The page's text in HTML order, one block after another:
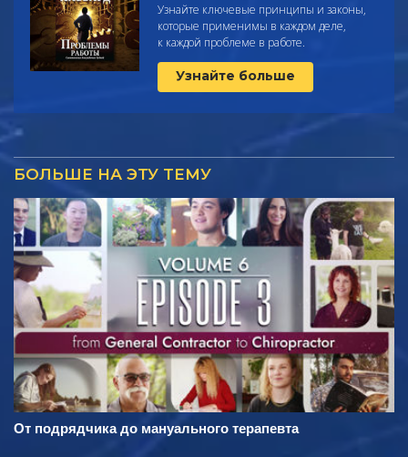
Узнайте ключевые принципы и законы,
которые применимы в каждом деле,
к каждой проблеме в работе.
Узнайте больше
БОЛЬШЕ НА ЭТУ ТЕМУ
От подрядчика до мануального терапевта